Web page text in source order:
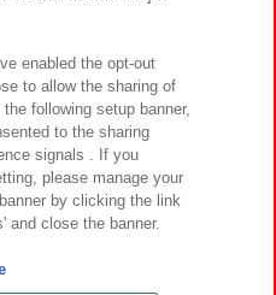
よくあるご質問・お問い合わせ
Amusement Inc.
Lab Inc.
enabled the opt-out
to allow the sharing of
following setup banner,
to the sharing
signals . If you
please manage your
by clicking the link
and close the banner.